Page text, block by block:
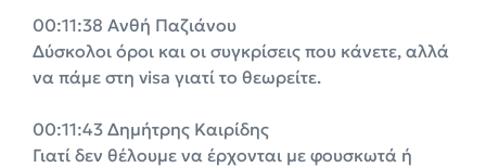
00:11:38 Ανθή Παζιάνου
Δύσκολοι όροι και οι συγκρίσεις που κάνετε, αλλά
να πάμε στη visa γιατί το θεωρείτε.
00:11:43 Δημήτρης Καιρίδης
Γιατί δεν θέλουμε να έρχονται με φουσκωτά ή